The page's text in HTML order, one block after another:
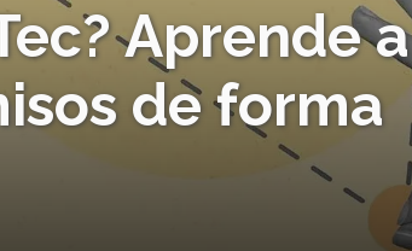
Aprende a
de forma